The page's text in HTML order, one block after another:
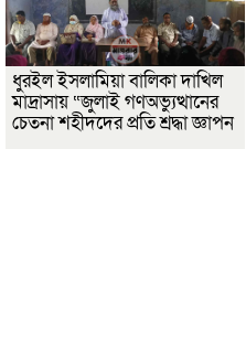
ধুরইল ইসলামিয়া বালিকা দাখিল
মাদ্রাসায় “জুলাই গণঅভ্যুত্থানের
চেতনা শহীদদের প্রতি শ্রদ্ধা জ্ঞাপন